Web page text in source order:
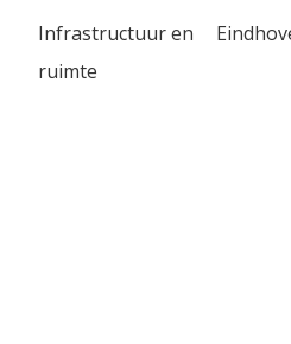
Infrastructuur en
ruimte